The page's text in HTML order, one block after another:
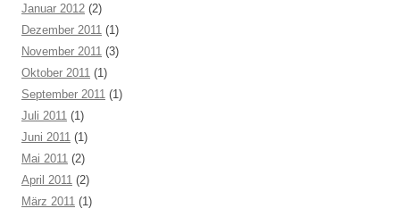
Januar 2012 (2)
Dezember 2011 (1)
November 2011 (3)
Oktober 2011 (1)
September 2011 (1)
Juli 2011 (1)
Juni 2011 (1)
Mai 2011 (2)
April 2011 (2)
März 2011 (1)